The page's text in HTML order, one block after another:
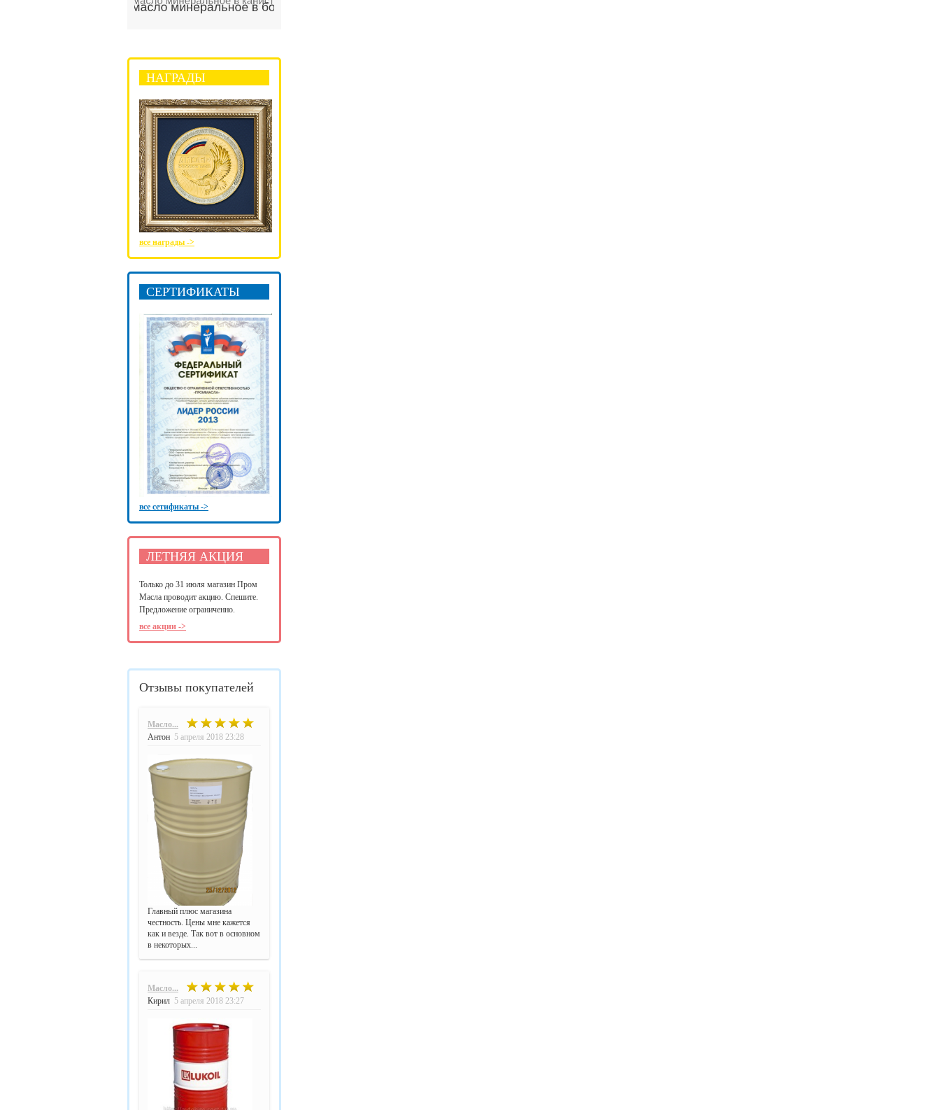
НАГРАДЫ
все награды ->
СЕРТИФИКАТЫ
все сетификаты ->
ЛЕТНЯЯ АКЦИЯ
Только до 31 июля магазин Пром
Масла проводит акцию. Спешите.
Предложение ограниченно.
все акции ->
Отзывы покупателей
Масло...
Антон 5 апреля 2018 23:28
Главный плюс магазина
честность. Цены мне кажется
как и везде. Так вот в основном
в некоторых...
Масло...
Кирил 5 апреля 2018 23:27